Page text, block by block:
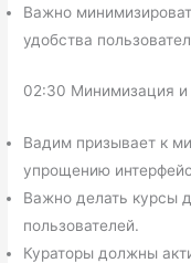
Важно
удобства
02:30 Минимизация и
Вадим призывает к
упрощению
Важно делать курсы
пользователей.
Кураторы должны